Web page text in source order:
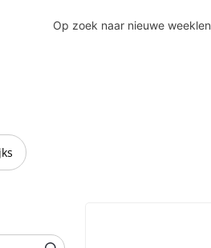
Op zoek naar nieuwe